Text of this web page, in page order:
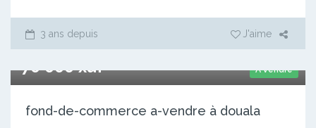
3 ans depuis J'aime
A vendre
70 000 xaf
fond-de-commerce a-vendre à douala